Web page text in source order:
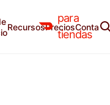
para
tiendas
RecursosPreciosContacto
Recursos